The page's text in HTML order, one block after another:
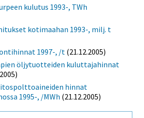
kulutus 1993-, TWh
kotimaahan 1993-, milj. t
1997-, /t (21.12.2005)
öljytuotteiden kuluttajahinnat
hinnat
1995-, /MWh (21.12.2005)